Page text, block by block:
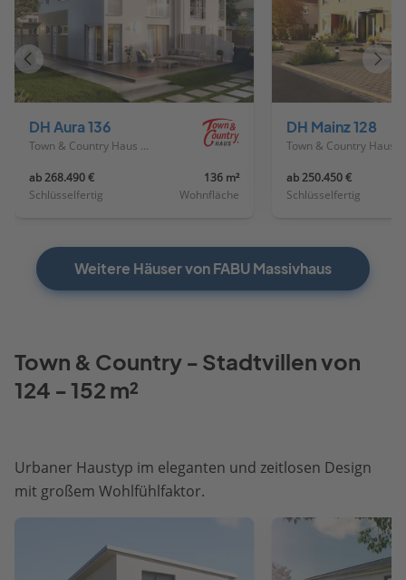
DH Aura 136
Town & Country Haus Deutschland
ab 268.490 €
Schlüsselfertig
136 m²
Wohnfläche
DH Mainz 128
ab 250.450 €
Schlüsselfertig
Vorheriges
Haus
Weitere Häuser von FABU Massivhaus
Town & Country - Stadtvillen von
124 - 152 m²
Urbaner Haustyp im eleganten und zeitlosen Design
mit großem Wohlfühlfaktor.